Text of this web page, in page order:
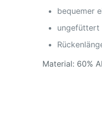
bequemer
ungefüttert
Material: 60%